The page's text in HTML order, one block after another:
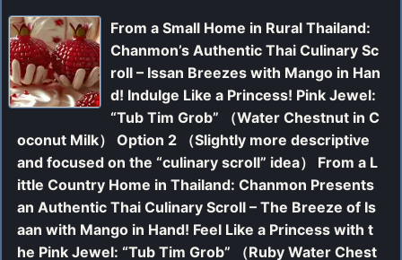
From a Small Home in Rural Thailand:
Chanmon’s Authentic Thai Culinary Sc
roll – Issan Breezes with Mango in Han
d! Indulge Like a Princess! Pink Jewel:
“Tub Tim Grob” （Water Chestnut in C
oconut Milk） Option 2 （Slightly more descriptive
and focused on the “culinary scroll” idea） From a L
ittle Country Home in Thailand: Chanmon Presents
an Authentic Thai Culinary Scroll – The Breeze of Is
aan with Mango in Hand! Feel Like a Princess with t
he Pink Jewel: “Tub Tim Grob” （Ruby Water Chest